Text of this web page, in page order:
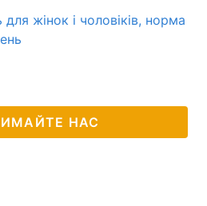
жінок і чоловіків, норма
НАС